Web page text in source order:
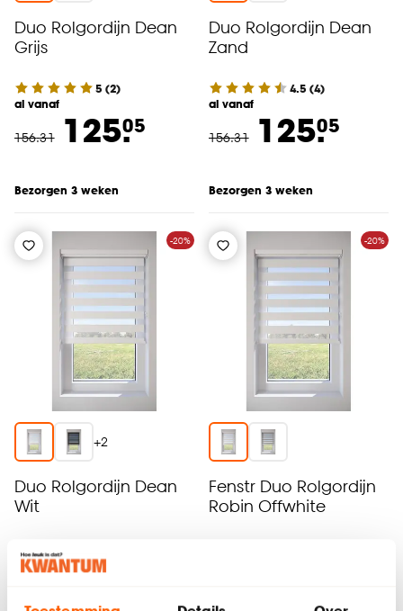
Duo Rolgordijn Dean
Grijs
5 (2)
al vanaf
156.31 125.05
Bezorgen 3 weken
Duo Rolgordijn Dean
Zand
4.5 (4)
al vanaf
156.31 125.05
Bezorgen 3 weken
-20%
+2
Duo Rolgordijn Dean
Wit
al vanaf
-20%
Fenstr Duo Rolgordijn
Robin Offwhite